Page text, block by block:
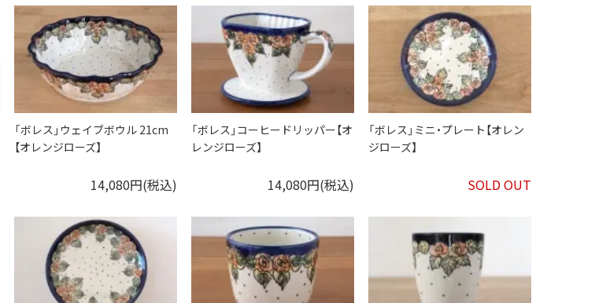
「ボレス」ウェイブボウル 21cm
【オレンジローズ】
14,080円(税込)
「ボレス」コーヒードリッパー【オ
レンジローズ】
14,080円(税込)
「ボレス」ミニ・プレート【オレン
ジローズ】
SOLD OUT